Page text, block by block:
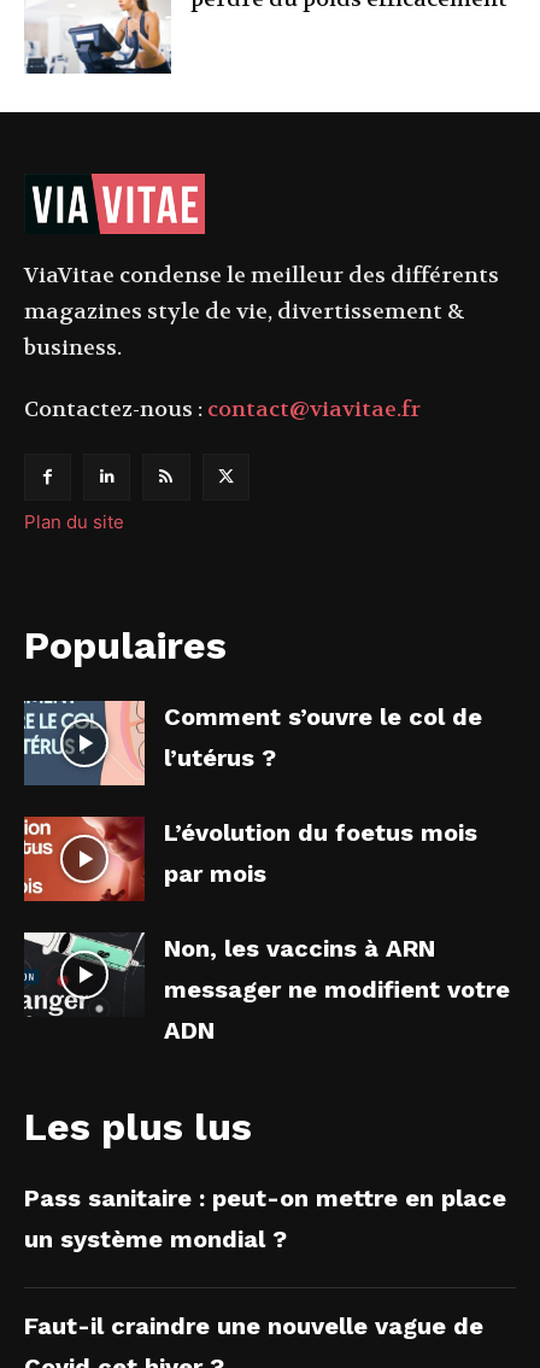
ViaVitae condense le meilleur des différents
magazines style de vie, divertissement &
business.
Contactez-nous : contact@viavitae.fr
Plan du site
Populaires
Comment s’ouvre le col de
l’utérus ?
L’évolution du foetus mois
par mois
Non, les vaccins à ARN
messager ne modifient votre
ADN
Les plus lus
Pass sanitaire : peut-on mettre en place
un système mondial ?
Faut-il craindre une nouvelle vague de